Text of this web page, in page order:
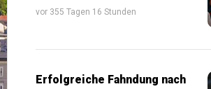
vor 355 Tagen 16 Stunden
Erfolgreiche Fahndung nach